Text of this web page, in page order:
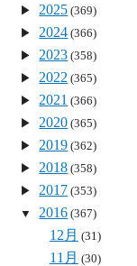
2025 (369)
2024 (366)
2023 (358)
2022 (365)
2021 (366)
2020 (365)
2019 (362)
2018 (358)
2017 (353)
2016 (367)
12月 (31)
11月 (30)